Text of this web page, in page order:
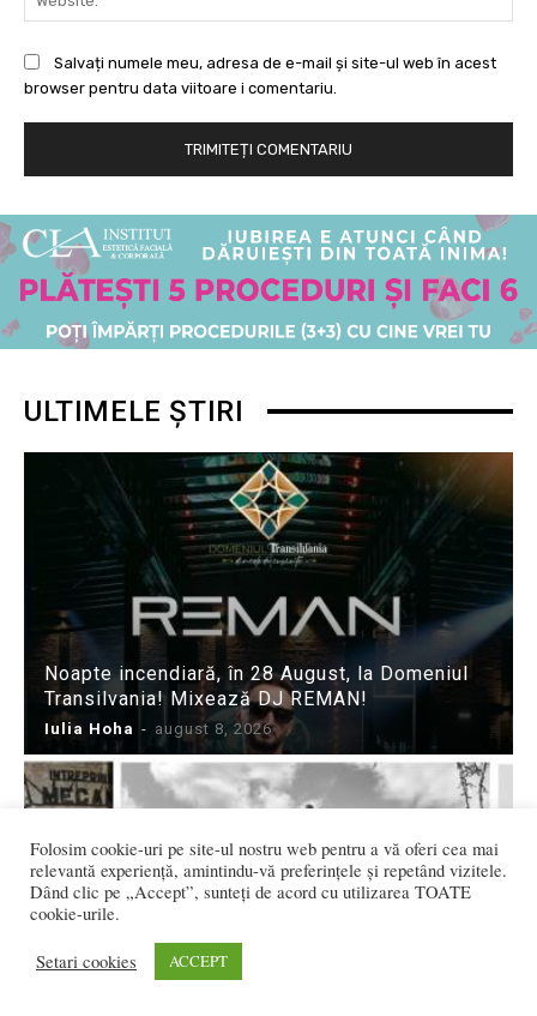
Salvați numele meu, adresa de e-mail și site-ul web în acest
browser pentru data viitoare i comentariu.
ULTIMELE ȘTIRI
Noapte incendiară, în 28 August, la Domeniul
Transilvania! Mixează DJ REMAN!
Iulia Hoha - august 8, 2026
ALTE Vremuri. Amintiri despre MEBIS, Fabrica
Mecanica Bistrița: Una dintre cele mai
Folosim cookie-uri pe site-ul nostru web pentru a vă oferi cea mai
relevantă experiență, amintindu-vă preferințele și repetând vizitele.
Dând clic pe „Accept”, sunteți de acord cu utilizarea TOATE
cookie-urile.
Setari cookies ACCEPT